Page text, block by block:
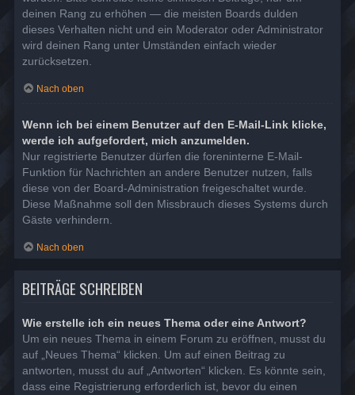
deinen Rang zu erhöhen — die meisten Boards dulden
dieses Verhalten nicht und ein Moderator oder Administrator
wird deinen Rang unter Umständen einfach wieder
zurücksetzen.
Nach oben
Wenn ich bei einem Benutzer auf den E-Mail-Link klicke,
werde ich aufgefordert, mich anzumelden.
Nur registrierte Benutzer dürfen die foreninterne E-Mail-
Funktion für Nachrichten an andere Benutzer nutzen, falls
diese von der Board-Administration freigeschaltet wurde.
Diese Maßnahme soll den Missbrauch dieses Systems durch
Gäste verhindern.
Nach oben
BEITRÄGE SCHREIBEN
Wie erstelle ich ein neues Thema oder eine Antwort?
Um ein neues Thema in einem Forum zu eröffnen, musst du
auf „Neues Thema“ klicken. Um auf einen Beitrag zu
antworten, musst du auf „Antworten“ klicken. Es könnte sein,
dass eine Registrierung erforderlich ist, bevor du einen